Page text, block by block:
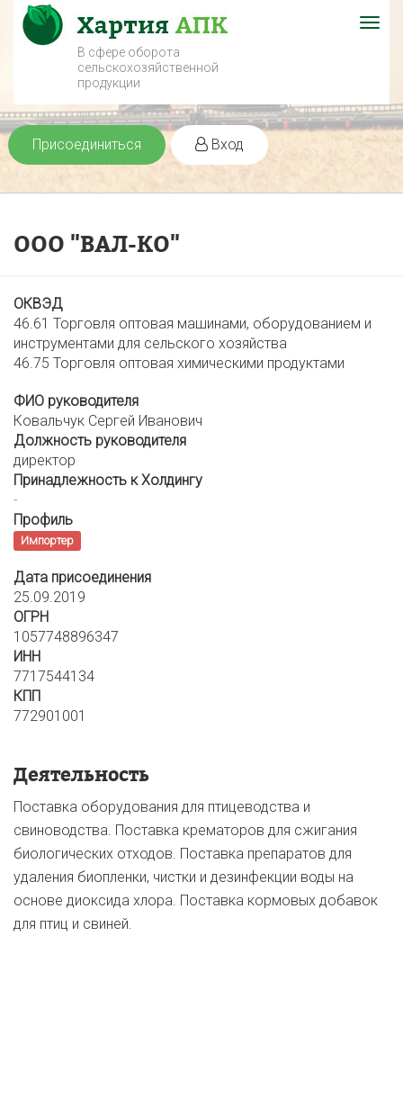
В сфере оборота
сельскохозяйственной
продукции
Присоединиться Вход
ООО "ВАЛ-КО"
ОКВЭД
46.61 Торговля оптовая машинами, оборудованием и
инструментами для сельского хозяйства
46.75 Торговля оптовая химическими продуктами
ФИО руководителя
Ковальчук Сергей Иванович
Должность руководителя
директор
Принадлежность к Холдингу
-
Профиль
Импортер
Дата присоединения
25.09.2019
ОГРН
1057748896347
ИНН
7717544134
КПП
772901001
Деятельность
Поставка оборудования для птицеводства и
свиноводства. Поставка крематоров для сжигания
биологических отходов. Поставка препаратов для
удаления биопленки, чистки и дезинфекции воды на
основе диоксида хлора. Поставка кормовых добавок
для птиц и свиней.